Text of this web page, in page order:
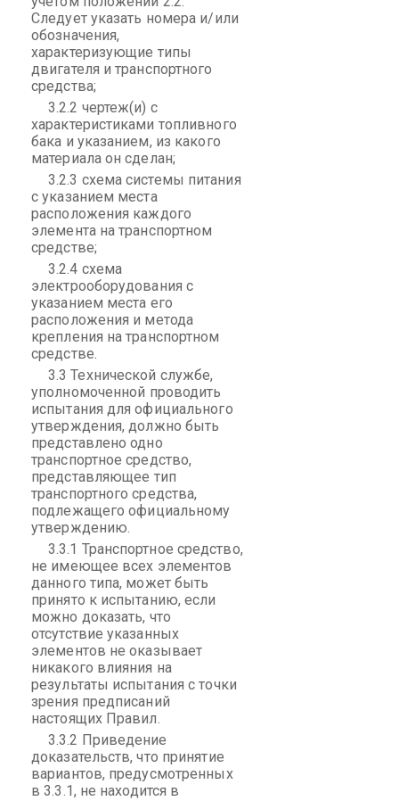
Следует указать номера и/или
обозначения,
характеризующие типы
двигателя и транспортного
средства;
3.2.2 чертеж(и) с
характеристиками топливного
бака и указанием, из какого
материала он сделан;
3.2.3 схема системы питания
с указанием места
расположения каждого
элемента на транспортном
средстве;
3.2.4 схема
электрооборудования с
указанием места его
расположения и метода
крепления на транспортном
средстве.
3.3 Технической службе,
уполномоченной проводить
испытания для официального
утверждения, должно быть
представлено одно
транспортное средство,
представляющее тип
транспортного средства,
подлежащего официальному
утверждению.
3.3.1 Транспортное средство,
не имеющее всех элементов
данного типа, может быть
принято к испытанию, если
можно доказать, что
отсутствие указанных
элементов не оказывает
никакого влияния на
результаты испытания с точки
зрения предписаний
настоящих Правил.
3.3.2 Приведение
доказательств, что принятие
вариантов, предусмотренных
в 3.3.1, не находится в